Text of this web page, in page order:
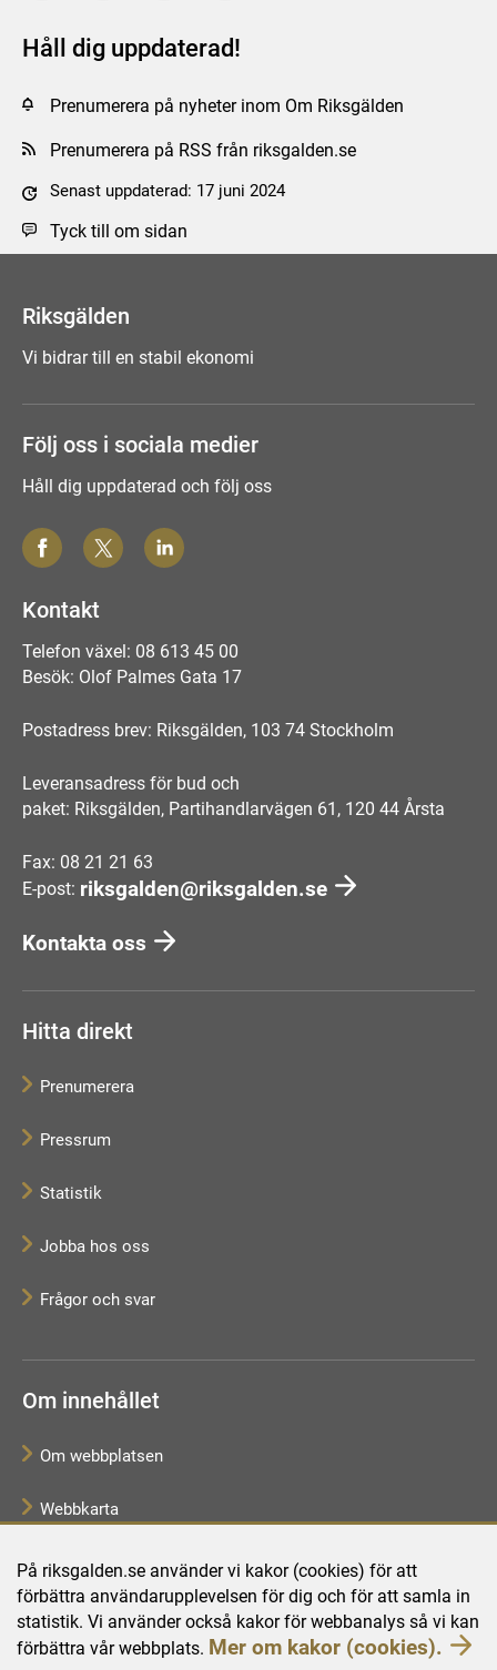
På riksgalden.se använder vi kakor (cookies) för att
förbättra användarupplevelsen för dig och för att samla in
statistik. Vi använder också kakor för webbanalys så vi kan
förbättra vår webbplats. Mer om kakor (cookies).
Håll dig uppdaterad!
Prenumerera på nyheter inom Om Riksgälden
Prenumerera på RSS från riksgalden.se
Senast uppdaterad: 17 juni 2024
Tyck till om sidan
Riksgälden
Vi bidrar till en stabil ekonomi
Följ oss i sociala medier
Håll dig uppdaterad och följ oss
Kontakt
Telefon växel: 08 613 45 00
Besök: Olof Palmes Gata 17
Postadress brev: Riksgälden, 103 74 Stockholm
Leveransadress för bud och
paket: Riksgälden, Partihandlarvägen 61, 120 44 Årsta
Fax: 08 21 21 63
E-post: riksgalden@riksgalden.se
Kontakta oss
Hitta direkt
Prenumerera
Pressrum
Statistik
Jobba hos oss
Frågor och svar
Om innehållet
Om webbplatsen
Webbkarta
Tillgänglighetsredogörelse
Behandling av personuppgifter